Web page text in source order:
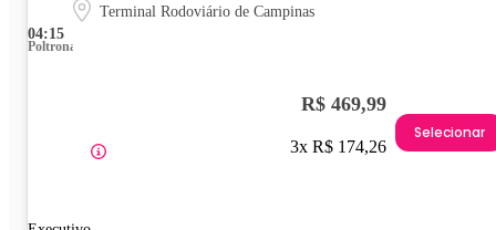
04:15
Terminal Rodoviário de Campinas
Poltrona
R$ 469,99
3x R$ 174,26
Selecionar